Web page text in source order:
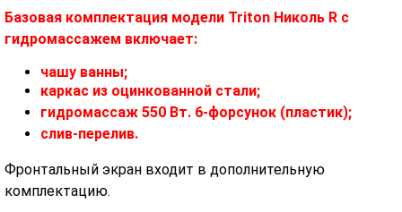
Базовая комплектация модели Triton Николь R с
гидромассажем включает:
чашу ванны;
каркас из оцинкованной стали;
гидромассаж 550 Вт. 6-форсунок (пластик);
слив-перелив.
Фронтальный экран входит в дополнительную
комплектацию.